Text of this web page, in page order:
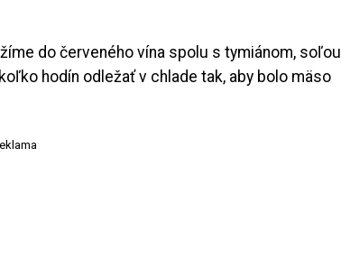
do červeného vína spolu s tymiánom, soľou
hodín odležať v chlade tak, aby bolo mäso